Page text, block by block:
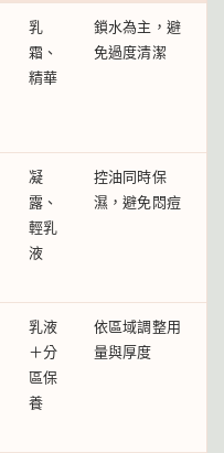
乳
霜、
精華
鎖水為主，避
免過度清潔
凝
露、
輕乳
液
控油同時保
濕，避免悶痘
乳液
＋分
區保
養
依區域調整用
量與厚度